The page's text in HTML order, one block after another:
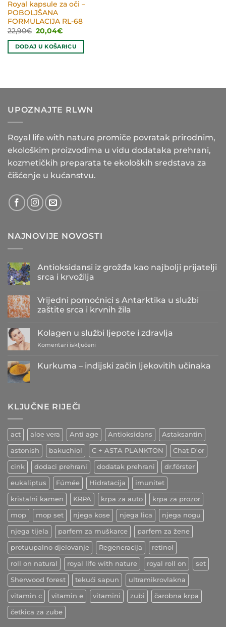
Royal kapsule za oči –
POBOLJŠANA
FORMULACIJA RL-68
22,90€ Izvorna
cijena
bila
je:
20,04€Trenutna
je:
20,04€.
DODAJ U KOŠARICU
UPOZNAJTE RLWN
Royal life with nature promiče povratak prirodnim,
ekološkim proizvodima u vidu dodataka prehrani,
kozmetičkih preparata te ekoloških sredstava za
čišćenje u kućanstvu.
NAJNOVIJE NOVOSTI
Antioksidansi iz grožđa kao najbolji prijatelji
srca i krvožilja
na
Antioksidansi
iz
najbolji
prijatelji
srca
Vrijedni pomoćnici s Antarktika u službi
zaštite srca i krvnih žila
na
Vrijedni
pomoćnici
u
žila
Kolagen u službi ljepote i zdravlja
Komentari isključeni
u
službi
Kurkuma – indijski začin ljekovitih učinaka
indijski
učinaka
KLJUČNE RIJEČI
act aloe vera Anti age Antioksidans Astaksantin
astonish bakuchiol C + ASTA PLANKTON Chat D'or
cink dodaci prehrani dodatak prehrani dr.förster
eukaliptus Fúmée Hidratacija imunitet
kristalni kamen KRPA krpa za auto krpa za prozor
mop mop set njega kose njega lica njega nogu
njega tijela parfem za muškarce parfem za žene
protuupalno djelovanje Regeneracija retinol
roll on natural royal life with nature royal roll on set
Sherwood forest tekući sapun ultramikrovlakna
vitamin c vitamin e vitamini zubi čarobna krpa
četkica za zube